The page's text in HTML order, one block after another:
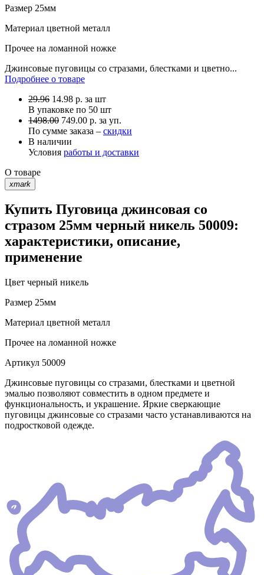
Размер 25мм
Материал цветной металл
Прочее на ломанной ножке
Джинсовые пуговицы со стразами, блестками и цветно...
Подробнее о товаре
29.96 14.98 р. за шт
В упаковке по 50 шт
1498.00 749.00 р. за уп.
По сумме заказа – скидки
В наличии
Условия работы и доставки
О товаре
xmark
Купить Пуговица джинсовая со
стразом 25мм черный никель 50009:
характеристики, описание,
применение
Цвет черный никель
Размер 25мм
Материал цветной металл
Прочее на ломанной ножке
Артикул 50009
Джинсовые пуговицы со стразами, блестками и цветной
эмалью позволяют совместить в одном предмете и
функциональность, и украшение. Яркие сверкающие
пуговицы джинсовые со стразами часто устанавливаются на
подростковой одежде.